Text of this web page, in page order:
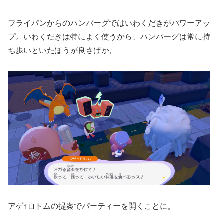
フライパンからのハンバーグではいわくだきがパワーアッ
プ。いわくだきは特によく使うから、ハンバーグは常に持
ち歩いといたほうが良さげか。
アゲ↑ロトムの提案でパーティーを開くことに。